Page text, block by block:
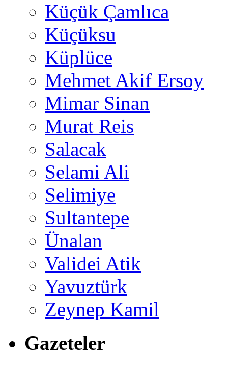
Küçük Çamlıca
Küçüksu
Küplüce
Mehmet Akif Ersoy
Mimar Sinan
Murat Reis
Salacak
Selami Ali
Selimiye
Sultantepe
Ünalan
Validei Atik
Yavuztürk
Zeynep Kamil
Gazeteler